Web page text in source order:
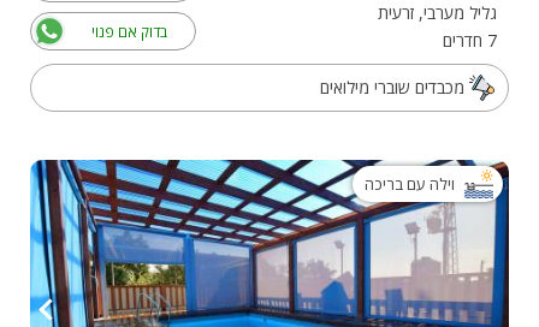
גליל מערבי, זרעית
7 חדרים
בדוק אם פנוי
מכבדים שוברי מילואים
וילה עם בריכה